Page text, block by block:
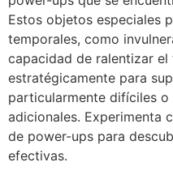
Estos objetos especiales
temporales, como
capacidad de ralentizar
estratégicamente para
particularmente difíciles
adicionales. Experimenta
de power-ups para
efectivas.